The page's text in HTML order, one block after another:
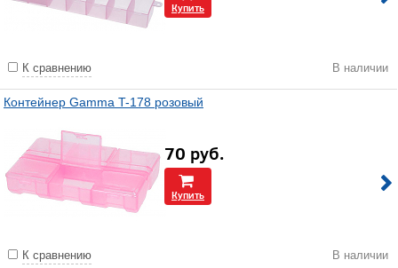
Купить
К сравнению В наличии
Контейнер Gamma T-178 розовый
70 руб.
Купить
К сравнению В наличии